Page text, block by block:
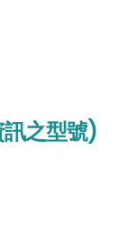
之型號)